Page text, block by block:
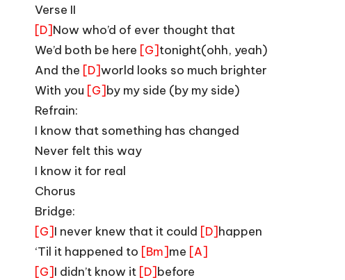
Verse II
[D] Now who’d of ever thought that
We’d both be here [G] tonight(ohh, yeah)
And the [D]world looks so much brighter
With you [G] by my side (by my side)
Refrain:
I know that something has changed
Never felt this way
I know it for real
Chorus
Bridge:
[G] I never knew that it could [D] happen
‘Til it happened to [Bm] me [A]
[G] I didn’t know it [D] before